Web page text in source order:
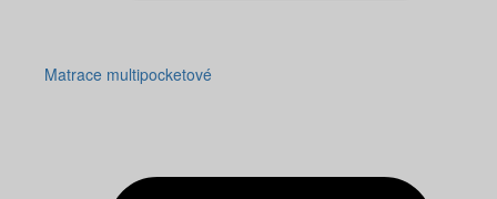
Matrace multipocketové